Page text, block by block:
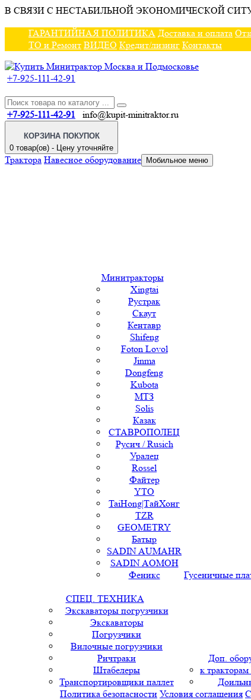
В СВЯЗИ С НЕСТАБИЛЬНОЙ ЭКОНОМИЧЕСКОЙ
ГАРАНТИЙНАЯ ПОЛИТИКА Доставка и оплата
ТО и Ремонт ВИДЕО Кредит/лизинг Контакты
+7-925-111-42-91
+7-925-111-42-91 info@kupit-minitraktor.ru
КОРЗИНА ПОКУПОК
0 товар(ов) - Цену уточняйте
Трактора Навесное оборудование
Мобильное меню
Минитракторы
Xingtai
Рустрак
Скаут
Кентавр
Shifeng
Foton Lovol
Jinma
Dongfeng
Kubota
МТЗ
Solis
Казак
СТАВРОПОЛЕЦ
Русич / Rusich
Уралец
Rossel
Файтер
YTO
TaiHong|ТайХонг
TZR
GEOMETRY
Батыр
SADIN AUMAHR
SADIN AOMOH
Феникс
Гусеничные
СПЕЦ. ТЕХНИКА
Экскаваторы погрузчики
Экскаваторы
Погрузчики
Вилочные погрузчики
Ричтраки
Штабелеры
Транспортировщики паллет
Доп.
к
Политика безопасности Условия соглашения